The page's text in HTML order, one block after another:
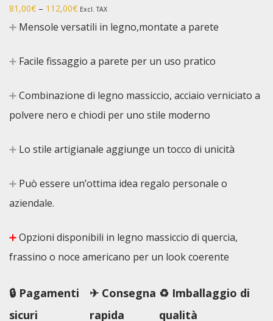
81,00€ – 112,00€ Excl. TAX
➕ Mensole versatili in legno,montate a parete
➕ Facile fissaggio a parete per un uso pratico
➕Combinazione di legno massiccio, acciaio verniciato a
polvere nero e chiodi per uno stile moderno
➕ Lo stile artigianale aggiunge un tocco di unicità
➕ Può essere un’ottima idea regalo personale o
aziendale.
➕Opzioni disponibili in legno massiccio di quercia,
frassino o noce americano per un look coerente
🔒 Pagamenti
sicuri
✈ Consegna
rapida
♻ Imballaggio di
qualità